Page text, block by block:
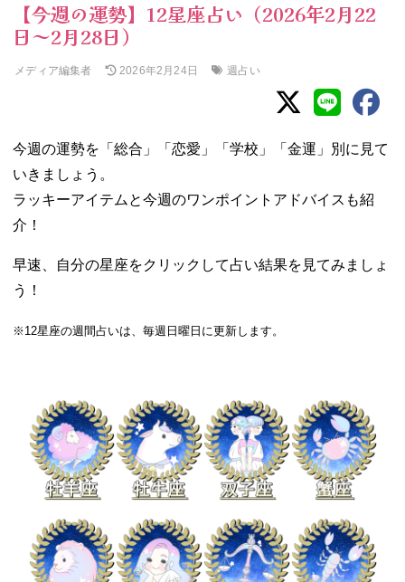
【今週の運勢】12星座占い（2026年2月22
日～2月28日）
メディア編集者 2026年2月24日 週占い
今週の運勢を「総合」「恋愛」「学校」「金運」別に見て
いきましょう。
ラッキーアイテムと今週のワンポイントアドバイスも紹
介！
早速、自分の星座をクリックして占い結果を見てみましょ
う！
※12星座の週間占いは、毎週日曜日に更新します。